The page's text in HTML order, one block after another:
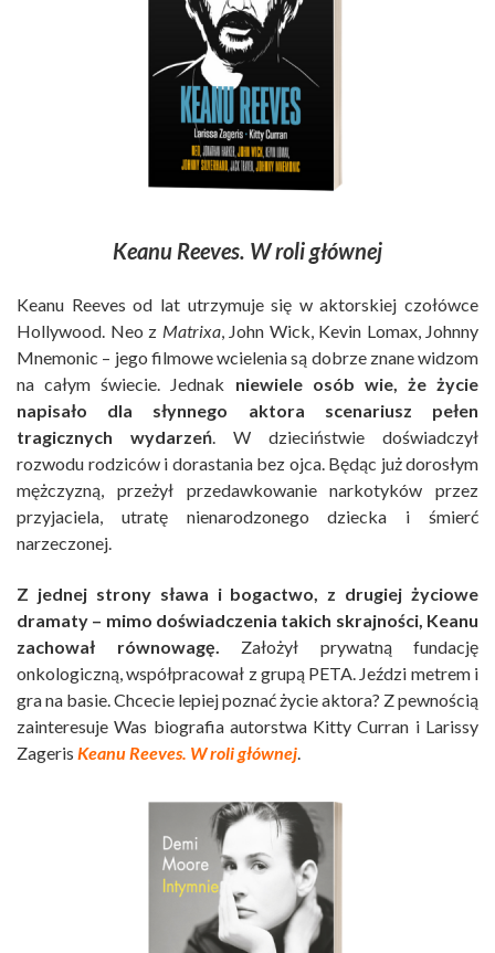
Keanu Reeves. W roli głównej
Keanu Reeves od lat utrzymuje się w aktorskiej czołówce
Hollywood. Neo z Matrixa, John Wick, Kevin Lomax, Johnny
Mnemonic – jego filmowe wcielenia są dobrze znane widzom
na całym świecie. Jednak niewiele osób wie, że życie
napisało dla słynnego aktora scenariusz pełen
tragicznych wydarzeń. W dzieciństwie doświadczył
rozwodu rodziców i dorastania bez ojca. Będąc już dorosłym
mężczyzną, przeżył przedawkowanie narkotyków przez
przyjaciela, utratę nienarodzonego dziecka i śmierć
narzeczonej.
Z jednej strony sława i bogactwo, z drugiej życiowe
dramaty – mimo doświadczenia takich skrajności, Keanu
zachował równowagę. Założył prywatną fundację
onkologiczną, współpracował z grupą PETA. Jeździ metrem i
gra na basie. Chcecie lepiej poznać życie aktora? Z pewnością
zainteresuje Was biografia autorstwa Kitty Curran i Larissy
Zageris Keanu Reeves. W roli głównej.